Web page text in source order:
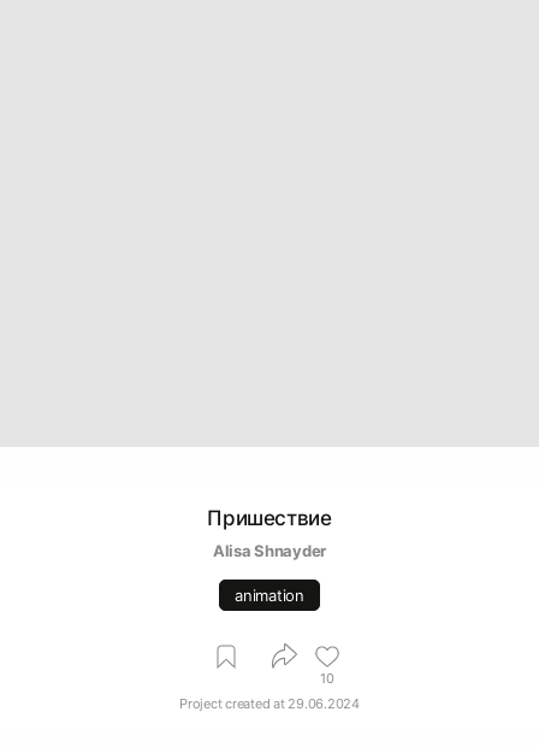
Пришествие
Alisa Shnayder
animation
10
Project created at 29.06.2024